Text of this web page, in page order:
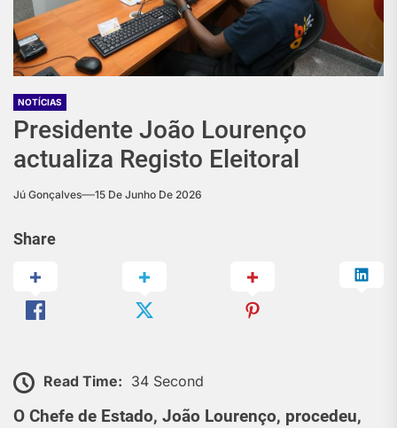
NOTÍCIAS
Presidente João Lourenço
actualiza Registo Eleitoral
Jú Gonçalves 15 De Junho De 2026
Share
Read Time: 34 Second
O Chefe de Estado, João Lourenço, procedeu,